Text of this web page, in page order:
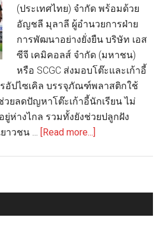
(ประเทศไทย) จำกัด พร้อมด้วย
อัญชลี มุลาลี ผู้อำนวยการฝ่าย
การพัฒนาอย่างยั่งยืน บริษัท เอส
ซีจี เคมิคอลส์ จำกัด (มหาชน)
หรือ SCGC ส่งมอบโต๊ะและเก้าอี้
อัปไซเคิล บรรจุภัณฑ์พลาสติกใช้
วยลดปัญหาโต๊ะเก้าอี้นักเรียน ไม่
ยู่ห่างไกล รวมทั้งยังช่วยปลูกฝัง
าวชน …
[Read more...]
มือ